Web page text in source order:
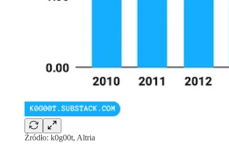
Źródło: k0g00t, Altria